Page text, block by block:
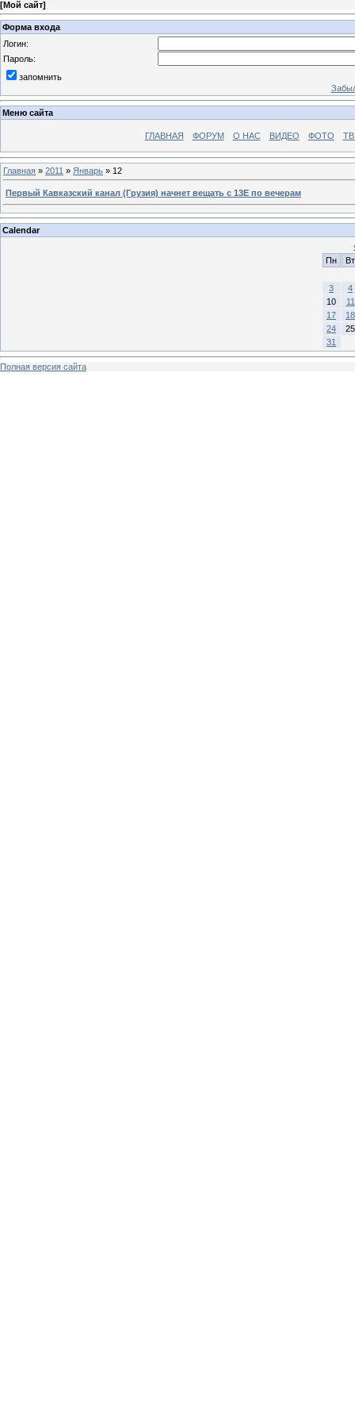
[Мой сайт]
Форма входа
Логин:
Пароль:
запомнить
Меню сайта
ГЛАВНАЯ ФОРУМ О НАС ВИДЕО ФОТО ТВ
Главная » 2011 » Январь » 12
Первый Кавказский канал (Грузия) начнет вещать с 13Е по вечерам
Calendar
Пн
Вт
3
4
10
11
17
18
24
25
31
Полная версия сайта